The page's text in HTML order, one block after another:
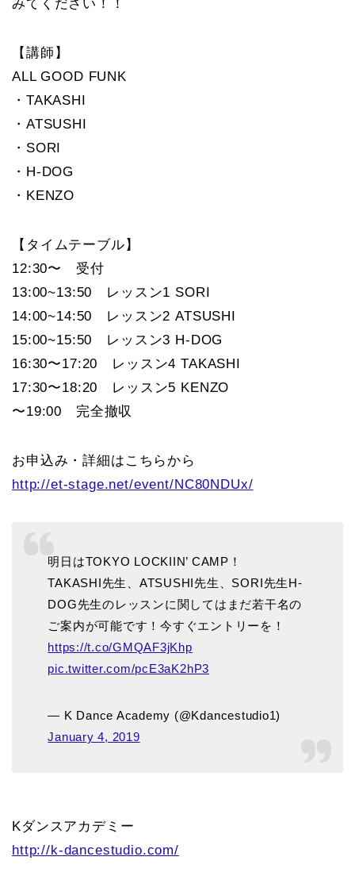
みてください！！
【講師】
ALL GOOD FUNK
・TAKASHI
・ATSUSHI
・SORI
・H-DOG
・KENZO
【タイムテーブル】
12:30〜 受付
13:00~13:50 レッスン1 SORI
14:00~14:50 レッスン2 ATSUSHI
15:00~15:50 レッスン3 H-DOG
16:30〜17:20 レッスン4 TAKASHI
17:30〜18:20 レッスン5 KENZO
〜19:00 完全撤収
お申込み・詳細はこちらから
http://et-stage.net/event/NC80NDUx/
明日はTOKYO LOCKIIN’ CAMP！
TAKASHI先生、ATSUSHI先生、SORI先生H-
DOG先生のレッスンに関してはまだ若干名の
ご案内が可能です！今すぐエントリーを！
https://t.co/GMQAF3jKhp
pic.twitter.com/pcE3aK2hP3
— K Dance Academy (@Kdancestudio1)
January 4, 2019
Kダンスアカデミー
http://k-dancestudio.com/